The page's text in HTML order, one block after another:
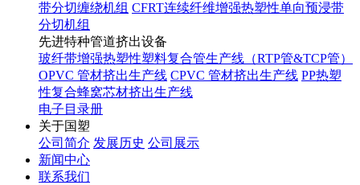
带分切缠绕机组 CFRT连续纤维增强热塑性单向预浸带
分切机组
先进特种管道挤出设备
玻纤带增强热塑性塑料复合管生产线（RTP管&TCP管）
OPVC 管材挤出生产线 CPVC 管材挤出生产线 PP热塑
性复合蜂窝芯材挤出生产线
电子目录册
关于国塑
公司简介 发展历史 公司展示
新闻中心
联系我们